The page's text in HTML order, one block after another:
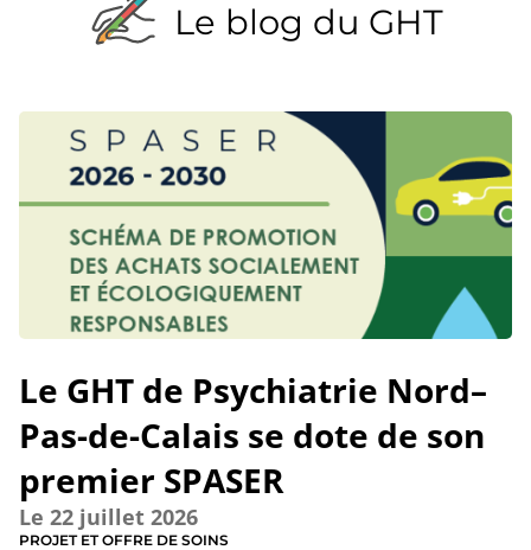
Le blog du GHT
Le GHT de Psychiatrie Nord–
Pas-de-Calais se dote de son
premier SPASER
Le 22 juillet 2026
PROJET ET OFFRE DE SOINS